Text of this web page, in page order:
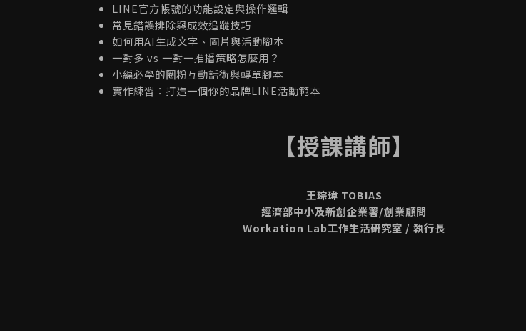
LINE官方帳號的功能設定與操作邏輯
常見錯誤排除與成效追蹤技巧
如何用AI生成文字、圖片與活動腳本
一對多 vs 一對一推播策略怎麼用？
小編必學的圈粉互動話術與轉單腳本
實作練習：打造一個你的品牌LINE活動範本
【授課講師】
王琮瑋 TOBIAS
經濟部中小及新創企業署/創業顧問
Workation Lab工作生活研究室 / 執行長